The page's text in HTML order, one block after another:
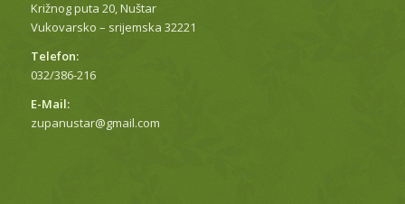
Križnog puta 20, Nuštar
Vukovarsko – srijemska 32221
Telefon:
032/386-216
E-Mail:
zupanustar@gmail.com